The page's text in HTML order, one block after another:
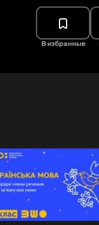
В избранные